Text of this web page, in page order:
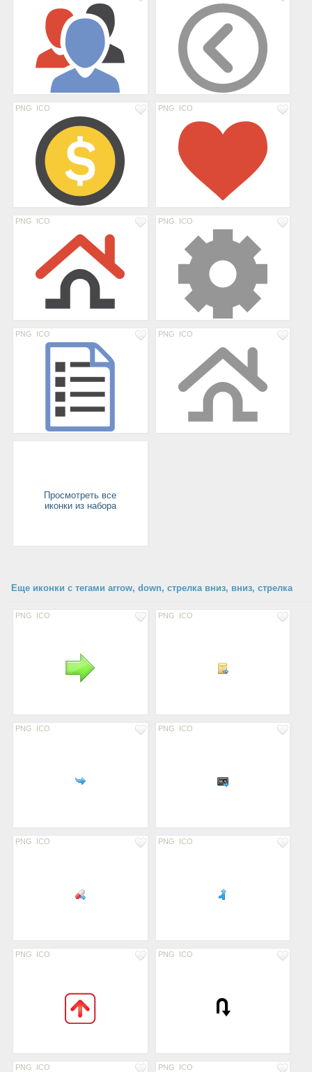
PNG ICO PNG ICO
PNG ICO PNG ICO
PNG ICO PNG ICO
Просмотреть все
иконки из набора
Еще иконки с тегами arrow, down, стрелка вниз, вниз, стрелка
PNG ICO PNG ICO
PNG ICO PNG ICO
PNG ICO PNG ICO
PNG ICO PNG ICO
PNG ICO PNG ICO